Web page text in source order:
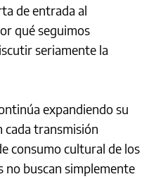
de entrada al
qué seguimos
seriamente la
expandiendo su
cada transmisión
consumo cultural de los
no buscan simplemente